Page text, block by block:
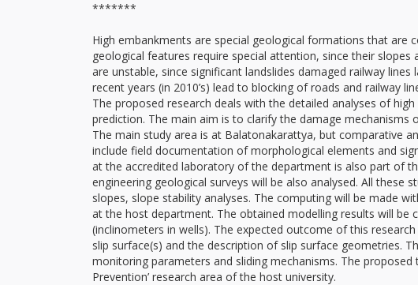
*******
High embankments are special geological formations that are
geological features require special attention, since their
are unstable, since significant landslides damaged railway
recent years (in 2010’s) lead to blocking of roads and railway
The proposed research deals with the detailed analyses of
prediction. The main aim is to clarify the damage
The main study area is at Balatonakarattya, but comparative
include field documentation of morphological elements and
at the accredited laboratory of the department is also part of
engineering geological surveys will be also analysed. All
slopes, slope stability analyses. The computing will be made
at the host department. The obtained modelling results will be
(inclinometers in wells). The expected outcome of this
slip surface(s) and the description of slip surface geometries.
monitoring parameters and sliding mechanisms. The
Prevention’ research area of the host university.